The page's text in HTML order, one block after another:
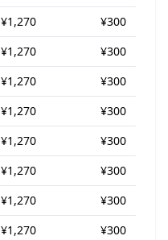
¥1,270
¥300
¥1,270
¥300
¥1,270
¥300
¥1,270
¥300
¥1,270
¥300
¥1,270
¥300
¥1,270
¥300
¥1,270 ¥300